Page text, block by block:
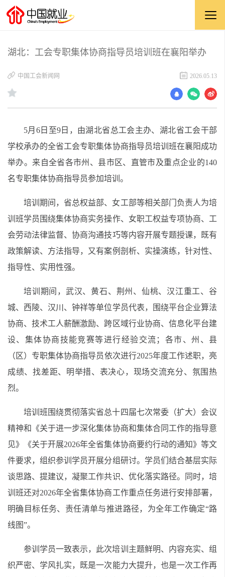
湖北：工会专职集体协商指导员培训班在襄阳举办
中国工会新闻网 2026.05.13
5月6日至9日，由湖北省总工会主办、湖北省工会干部
学校承办的全省工会专职集体协商指导员培训班在襄阳成功
举办。来自全省各市州、县市区、直管市及重点企业的140
名专职集体协商指导员参加培训。
培训期间，省总权益部、女工部等相关部门负责人为培
训班学员围绕集体协商实务操作、女职工权益专项协商、工
会劳动法律监督、协商沟通技巧等内容开展专题授课，既有
政策解读、方法指导，又有案例剖析、实操演练，针对性、
指导性、实用性强。
培训期间，武汉、黄石、荆州、仙桃、汉江重工、谷
城、西陵、汉川、钟祥等单位学员代表，围绕平台企业算法
协商、技术工人薪酬激励、跨区域行业协商、信息化平台建
设、集体协商技能竞赛等进行经验交流；各市、州、县
（区）专职集体协商指导员依次进行2025年度工作述职，亮
成绩、找差距、明举措、表决心，现场交流充分、氛围热
烈。
培训班围绕贯彻落实省总十四届七次常委（扩大）会议
精神和《关于进一步深化集体协商和集体合同工作的指导意
见》《关于开展2026年全省集体协商要约行动的通知》等文
件要求，组织参训学员开展分组研讨。学员们结合基层实际
谈思路、提建议，凝聚工作共识、优化落实路径。同时，培
训班还对2026年全省集体协商工作重点任务进行安排部署，
明确目标任务、责任清单与推进路径，为全年工作确定“路
线图”。
参训学员一致表示，此次培训主题鲜明、内容充实、组
织严密、学风扎实，既是一次能力大提升，也是一次工作再